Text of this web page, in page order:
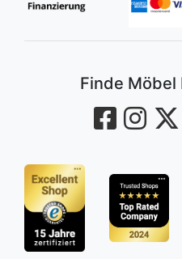
Finde Möbel